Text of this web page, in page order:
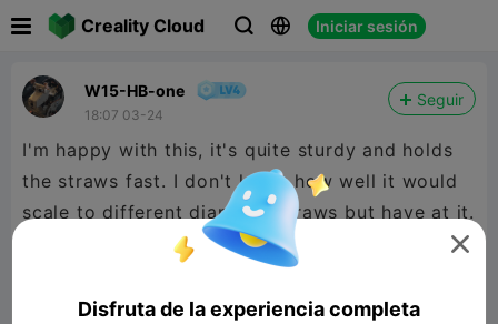
Creality Cloud   Iniciar sesión
W15-HB-one
18:07 03-24
Seguir
I'm happy with this, it's quite sturdy and holds
the straws fast. I don't know how well it would
scale to different diameter straws but have at it.

Disfruta de la experiencia completa